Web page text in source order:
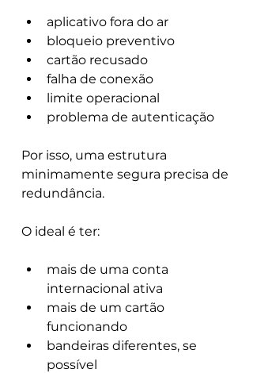
aplicativo fora do ar
bloqueio preventivo
cartão recusado
falha de conexão
limite operacional
problema de autenticação
Por isso, uma estrutura
minimamente segura precisa de
redundância.
O ideal é ter:
mais de uma conta
internacional ativa
mais de um cartão
funcionando
bandeiras diferentes, se
possível